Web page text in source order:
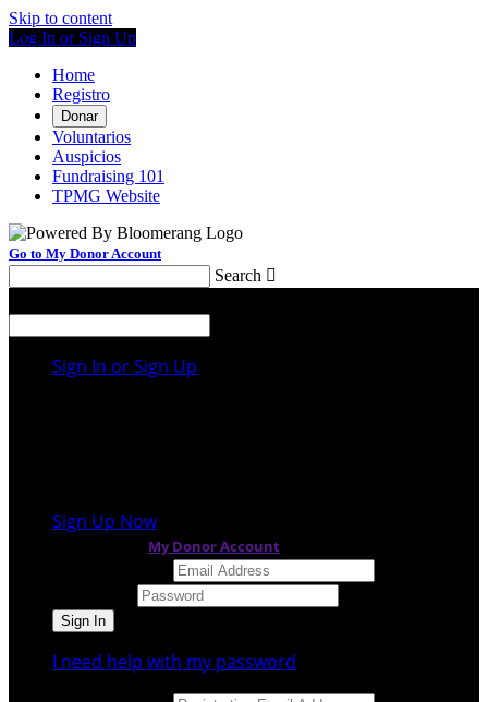
Skip to content
Log In or Sign Up
Home
Registro
Donar
Voluntarios
Auspicios
Fundraising 101
TPMG Website
Go to My Donor Account
Search 
Sign In or Sign Up
Sign Up Now
My Donor Account
I need help with my password